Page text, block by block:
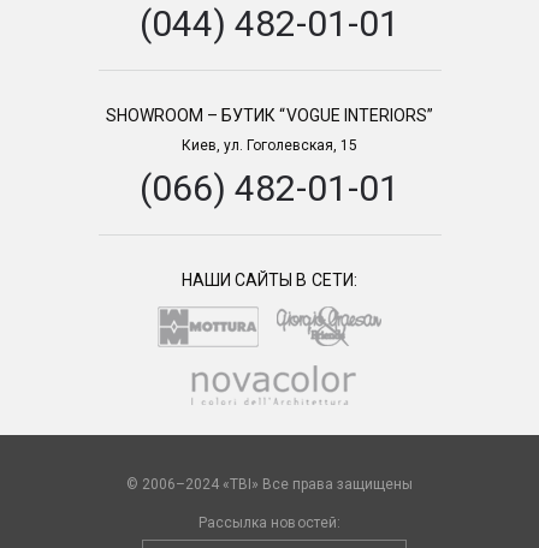
(044) 482-01-01
SHOWROOM – БУТИК “VOGUE INTERIORS”
Киев, ул. Гоголевская, 15
(066) 482-01-01
НАШИ САЙТЫ В СЕТИ:
© 2006–2024 «TBI» Все права защищены
Рассылка новостей: